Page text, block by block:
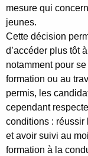
mesure qui
jeunes.
Cette décision
d’accéder plus tôt
notamment pour
formation ou au
permis, les
cependant
conditions : réussir
et avoir suivi au
formation à la